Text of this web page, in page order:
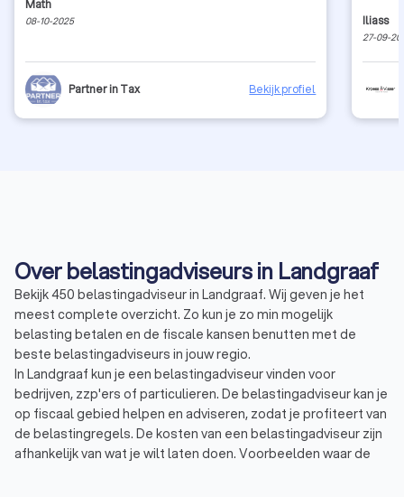
Math
08-10-2025
Partner in Tax Bekijk profiel
Iliass
27-09-
Over belastingadviseurs in Landgraaf
Bekijk 450 belastingadviseur in Landgraaf. Wij geven je het
meest complete overzicht. Zo kun je zo min mogelijk
belasting betalen en de fiscale kansen benutten met de
beste belastingadviseurs in jouw regio.
In Landgraaf kun je een belastingadviseur vinden voor
bedrijven, zzp'ers of particulieren. De belastingadviseur kan je
op fiscaal gebied helpen en adviseren, zodat je profiteert van
de belastingregels. De kosten van een belastingadviseur zijn
afhankelijk van wat je wilt laten doen. Voorbeelden waar de